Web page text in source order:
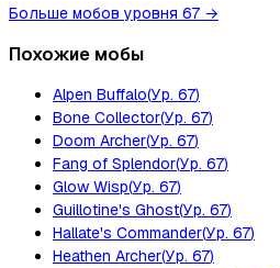
Больше мобов уровня 67 →
Похожие мобы
Alpen Buffalo(Ур. 67)
Bone Collector(Ур. 67)
Doom Archer(Ур. 67)
Fang of Splendor(Ур. 67)
Glow Wisp(Ур. 67)
Guillotine's Ghost(Ур. 67)
Hallate's Commander(Ур. 67)
Heathen Archer(Ур. 67)